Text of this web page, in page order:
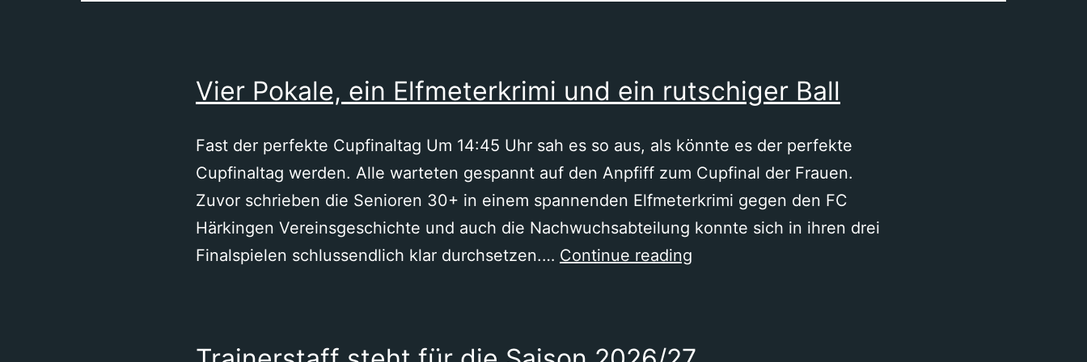
Vier Pokale, ein Elfmeterkrimi und ein rutschiger Ball
Fast der perfekte Cupfinaltag Um 14:45 Uhr sah es so aus, als könnte es der perfekte
Cupfinaltag werden. Alle warteten gespannt auf den Anpfiff zum Cupfinal der Frauen.
Zuvor schrieben die Senioren 30+ in einem spannenden Elfmeterkrimi gegen den FC
Härkingen Vereinsgeschichte und auch die Nachwuchsabteilung konnte sich in ihren drei
Finalspielen schlussendlich klar durchsetzen.… Continue reading